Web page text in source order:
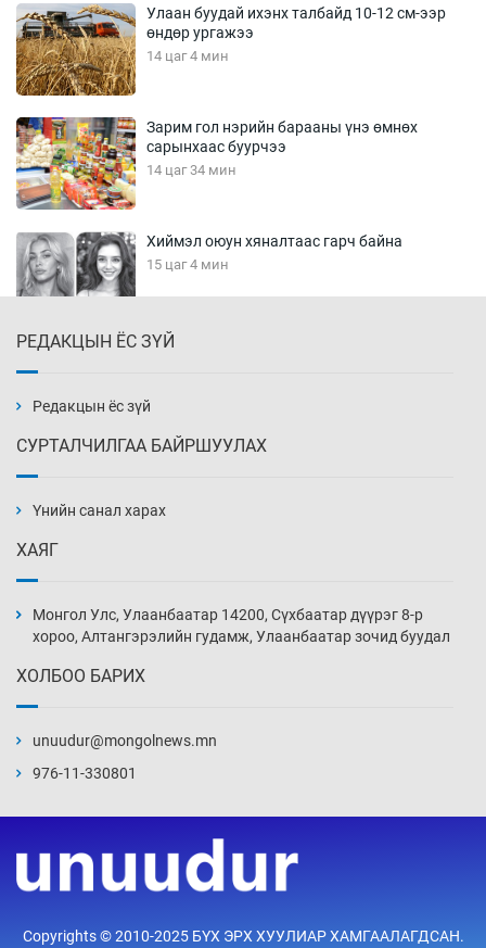
Улаан буудай ихэнх талбайд 10-12 см-ээр
өндөр ургажээ
14 цаг 4 мин
Зарим гол нэрийн барааны үнэ өмнөх
сарынхаас буурчээ
14 цаг 34 мин
Хиймэл оюун хяналтаас гарч байна
15 цаг 4 мин
15 цаг 34 мин
нэмэгджээ
16 цаг 4 мин
16 цаг 34 мин
17 цаг 4 мин
РЕДАКЦЫН ЁС ЗҮЙ
Редакцын ёс зүй
СУРТАЛЧИЛГАА БАЙРШУУЛАХ
Үнийн санал харах
ХАЯГ
Монгол Улс, Улаанбаатар 14200, Сүхбаатар дүүрэг 8-р
хороо, Алтангэрэлийн гудамж, Улаанбаатар зочид буудал
ХОЛБОО БАРИХ
unuudur@mongolnews.mn
976-11-330801
Copyrights © 2010-2025 БҮХ ЭРХ ХУУЛИАР ХАМГААЛАГДСАН.